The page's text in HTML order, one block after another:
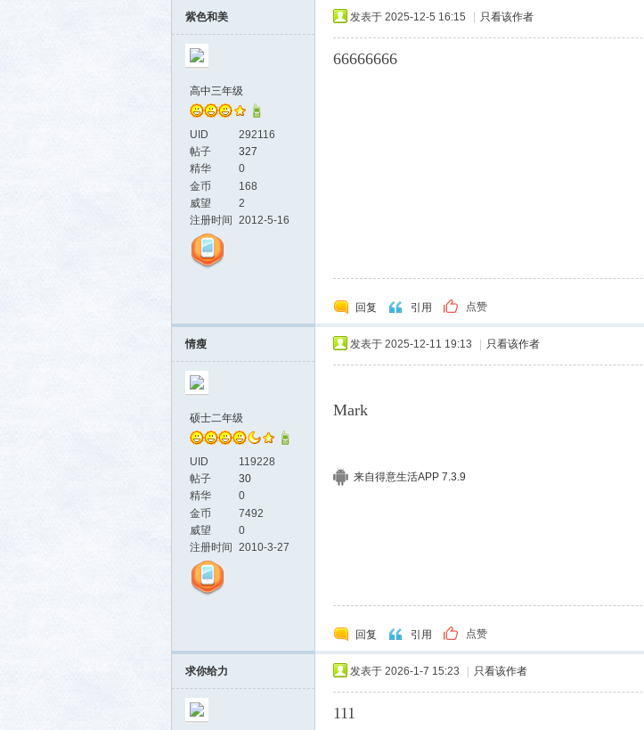
紫色和美
高中三年级
UID
292116
帖子
327
精华
0
金币
168
威望
2
注册时间
2012-5-16
发表于 2025-12-5 16:15 只看该作者
66666666
回复 引用 点赞
情瘦
硕士二年级
UID
119228
帖子
30
精华
0
金币
7492
威望
0
注册时间
2010-3-27
发表于 2025-12-11 19:13 只看该作者
Mark
来自得意生活APP 7.3.9
回复 引用 点赞
求你给力 发表于 2026-1-7 15:23 只看该作者
111